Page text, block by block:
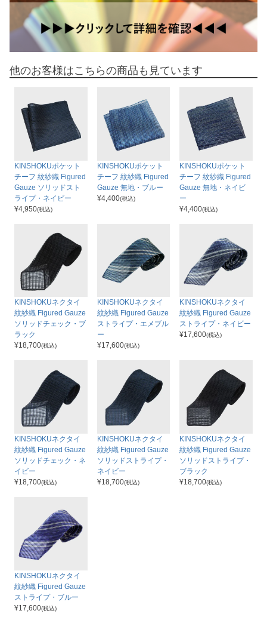
他のお客様はこちらの商品も見ています
KINSHOKUポケット
チーフ 紋紗織 Figured
Gauze ソリッドスト
ライプ・ネイビー
¥4,950(税込)
KINSHOKUポケット
チーフ 紋紗織 Figured
Gauze 無地・ブルー
¥4,400(税込)
KINSHOKUポケット
チーフ 紋紗織 Figured
Gauze 無地・ネイビ
ー
¥4,400(税込)
KINSHOKUネクタイ
紋紗織 Figured Gauze
ソリッドチェック・ブ
ラック
¥18,700(税込)
KINSHOKUネクタイ
紋紗織 Figured Gauze
ストライプ・エメブル
ー
¥17,600(税込)
KINSHOKUネクタイ
紋紗織 Figured Gauze
ストライプ・ネイビー
¥17,600(税込)
KINSHOKUネクタイ
紋紗織 Figured Gauze
ソリッドチェック・ネ
イビー
¥18,700(税込)
KINSHOKUネクタイ
紋紗織 Figured Gauze
ソリッドストライプ・
ネイビー
¥18,700(税込)
KINSHOKUネクタイ
紋紗織 Figured Gauze
ソリッドストライプ・
ブラック
¥18,700(税込)
KINSHOKUネクタイ
紋紗織 Figured Gauze
ストライプ・ブルー
¥17,600(税込)